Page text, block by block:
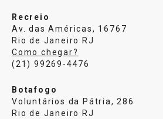
Recreio
Av. das Américas, 16767
Rio de Janeiro RJ
Como chegar?
(21) 99269-4476
Botafogo
Voluntários da Pátria, 286
Rio de Janeiro RJ